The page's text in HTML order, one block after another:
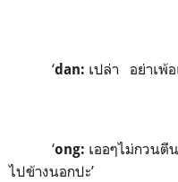
‘dan: เปล่า อย่าเพ้อ
‘ong: เออๆไม่กวนตี
ไปข้างนอกปะ’